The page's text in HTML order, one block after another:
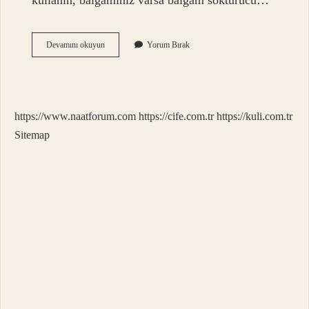
Devamını okuyunBronşit
Oldurur
Yorum Bırak
https://www.naatforum.com https://cife.com.tr https://kuli.com.tr
Sitemap